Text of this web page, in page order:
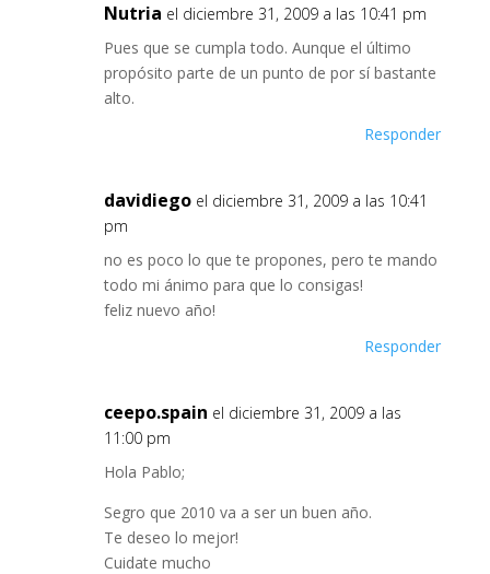
Nutria el diciembre 31, 2009 a las 10:41 pm
Pues que se cumpla todo. Aunque el último
propósito parte de un punto de por sí bastante
alto.
Responder
davidiego el diciembre 31, 2009 a las 10:41
pm
no es poco lo que te propones, pero te mando
todo mi ánimo para que lo consigas!
feliz nuevo año!
Responder
ceepo.spain el diciembre 31, 2009 a las
11:00 pm
Hola Pablo;
Segro que 2010 va a ser un buen año.
Te deseo lo mejor!
Cuidate mucho